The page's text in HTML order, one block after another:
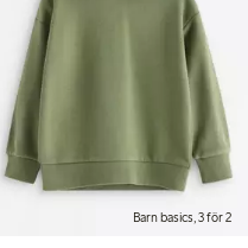
Barn basics, 3 för 2